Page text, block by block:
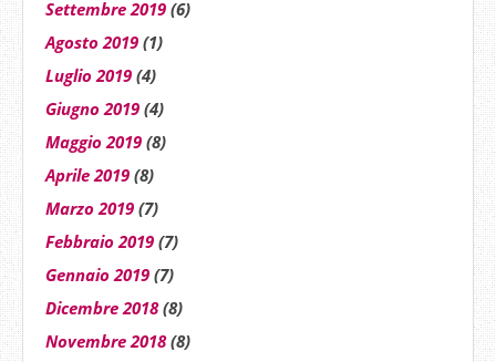
Settembre 2019 (6)
Agosto 2019 (1)
Luglio 2019 (4)
Giugno 2019 (4)
Maggio 2019 (8)
Aprile 2019 (8)
Marzo 2019 (7)
Febbraio 2019 (7)
Gennaio 2019 (7)
Dicembre 2018(8)
Novembre 2018(8)